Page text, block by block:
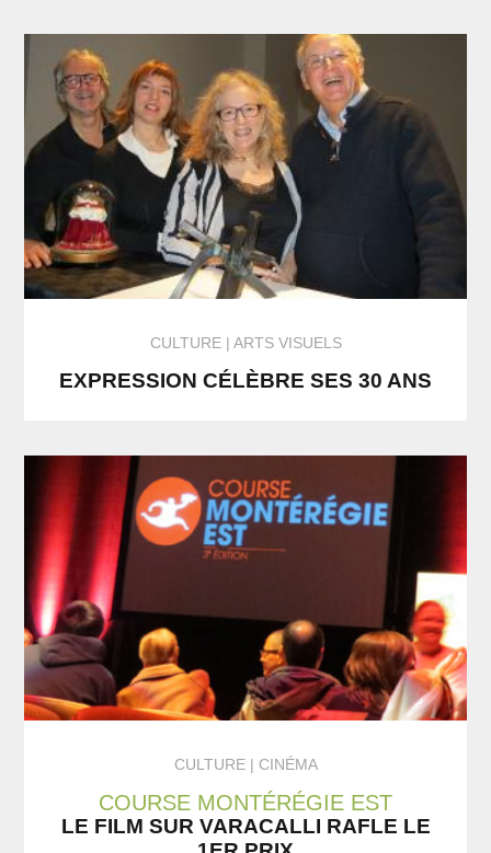
CULTURE ARTS VISUELS
EXPRESSION CÉLÈBRE SES 30 ANS
CULTURE CINÉMA
COURSE MONTÉRÉGIE EST
LE FILM SUR VARACALLI RAFLE LE